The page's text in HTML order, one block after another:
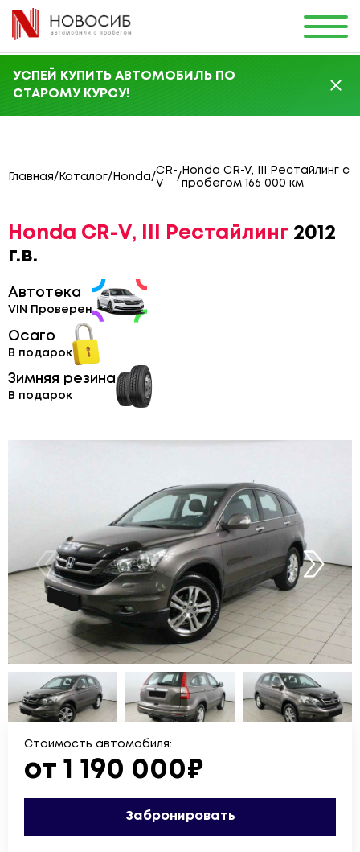
УСПЕЙ КУПИТЬ АВТОМОБИЛЬ ПО
СТАРОМУ КУРСУ!
Главная/ Каталог/ Honda/
CR-
V
/
Honda CR-V, III Рестайлинг с
пробегом 166 000 км
Honda CR-V, III Рестайлинг 2012
г.в.
Автотека
VIN Проверен
Осаго
В подарок
Зимняя резина
В подарок
Стоимость автомобиля:
от 1 190 000₽
Забронировать